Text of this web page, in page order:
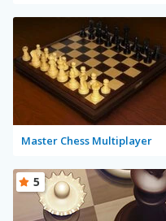
Master Chess Multiplayer
5